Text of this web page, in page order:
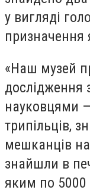
у вигляді
призначення
«Наш музей
дослідження
науковцями
трипільців,
мешканців
знайшли в
яким по 5000